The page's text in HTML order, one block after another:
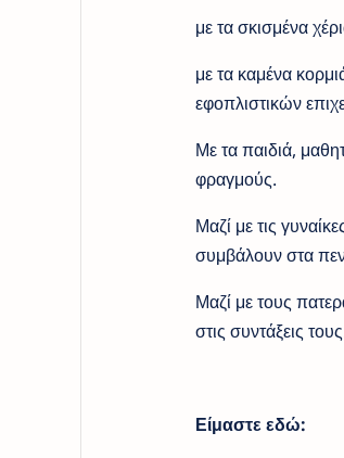
με τα σκισμένα
με τα καμένα
εφοπλιστικών
Με τα παιδιά,
φραγμούς.
Μαζί με τις
συμβάλουν στα
Μαζί με τους
στις συντάξεις
Είμαστε εδώ: